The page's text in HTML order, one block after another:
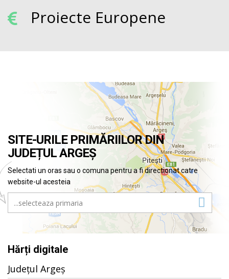
Proiecte Europene
SITE-URILE PRIMĂRIILOR DIN
JUDEȚUL ARGEȘ
Selectati un oras sau o comuna pentru a fi directionat catre
website-ul acesteia
Hărți digitale
Județul Argeș